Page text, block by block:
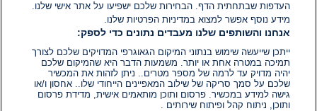
העדפות שבתחתית הדף. הבחירות שלכם ישפיעו על אתר אישי שלנו.
מידע נוסף אפשר למצוא במדיניות הפרטיות שלנו.
אנחנו והשותפים שלנו מעבדים נתונים כדי לספק:
ייתכן שייעשה שימוש בנתוני המיקום הגאוגרפי המדויקים שלכם לצורך
תמיכה במטרה אחת או יותר. משמעות הדבר היא שהמיקום שלכם
יהיה מדויק עד לרמה של מספר מטרים.. ניתן לזהות את המכשיר
שלכם על סמך סריקה של שילוב המאפיינים הייחודי שלו.. אחסון ו/או
גישה למידע במכשיר. פרסום ותוכן מותאמים אישית, מדידת פרסום
ותוכן, ניתוח קהל ופיתוח שירותים .